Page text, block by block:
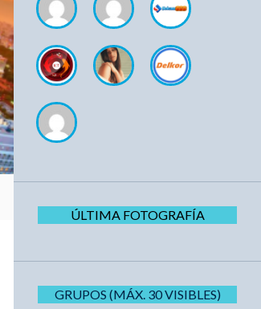
ÚLTIMA FOTOGRAFÍA
GRUPOS (MÁX. 30 VISIBLES)